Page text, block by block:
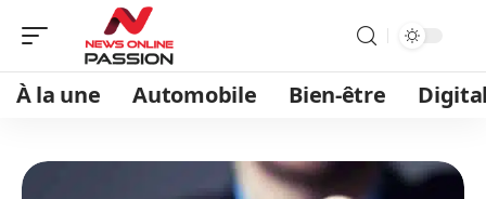
À la une Automobile Bien-être